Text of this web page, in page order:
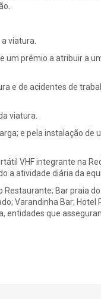
viatura.
um prémio a atribuir a
e de acidentes de
viatura.
e pela instalação de
VHF integrante na
a atividade diária da
Restaurante; Bar praia
Varandinha Bar; Hotel
entidades que